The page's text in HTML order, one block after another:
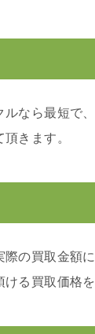
なら最短で
きます。
の買取金額
る買取価格を